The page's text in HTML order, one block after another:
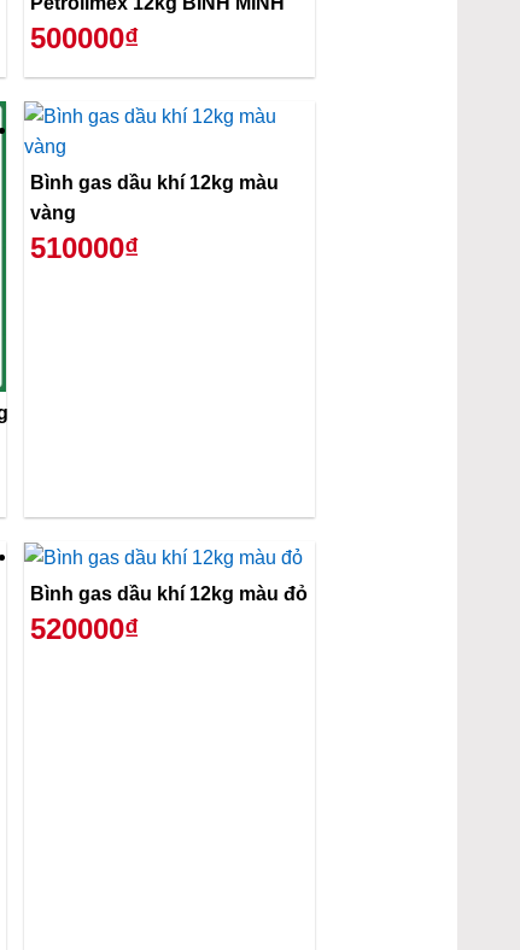
500000₫
Bình gas dầu khí 12kg màu
vàng
510000₫
Bình gas dầu khí 12kg màu đỏ
520000₫